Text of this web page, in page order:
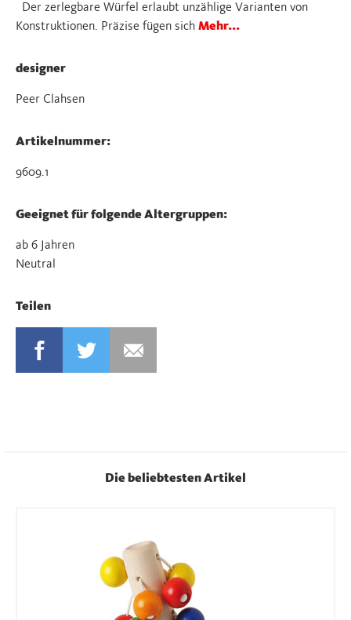
Der zerlegbare Würfel erlaubt unzählige Varianten von
Konstruktionen. Präzise fügen sich Mehr...
designer
Peer Clahsen
Artikelnummer:
9609.1
Geeignet für folgende Altergruppen:
ab 6 Jahren
Neutral
Teilen
FACEBOOKTWITTER MAIL
Die beliebtesten Artikel